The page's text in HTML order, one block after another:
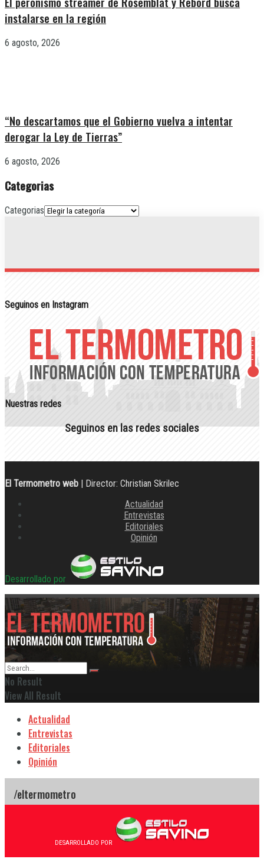
instalarse en la región
6 agosto, 2026
“No descartamos que el Gobierno vuelva a intentar
derogar la Ley de Tierras”
6 agosto, 2026
Categorias
Categorias
Seguinos en Instagram
Nuestras redes
Seguinos en las redes sociales
El Termometro web | Director: Christian Skrilec
Actualidad
Entrevistas
Editoriales
Opinión
Desarrollado por
No Result
View All Result
Actualidad
Entrevistas
Editoriales
Opinión
DESARROLLADO POR